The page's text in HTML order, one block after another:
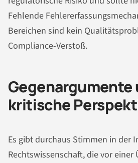
Fehlende
Bereichen sind kein
Compliance-Verstoß.
Gegenargumente
kritische
Es gibt durchaus Stimmen in der
Rechtswissenschaft, die vor